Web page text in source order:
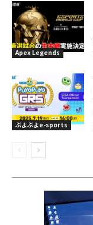
Apex Legends
ぷよぷよe-sports